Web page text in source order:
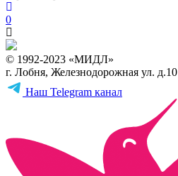
0
© 1992-2023 «МИДЛ»
г. Лобня, Железнодорожная ул. д.10
Наш Telegram канал